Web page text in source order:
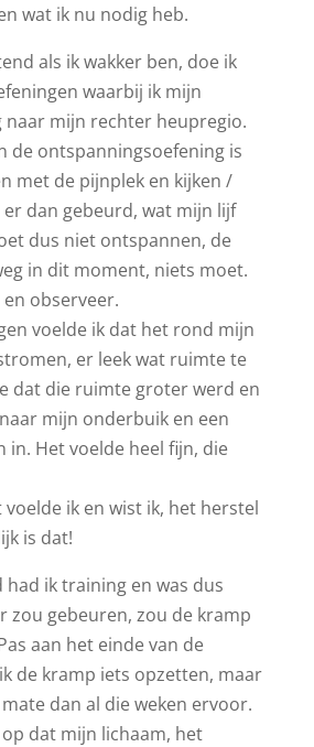
wat ik nu nodig heb.
als ik wakker ben, doe ik
waarbij ik mijn
naar mijn rechter heupregio.
de ontspanningsoefening is
met de pijnplek en kijken /
dan gebeurd, wat mijn lijf
dus niet ontspannen, de
in dit moment, niets moet.
observeer.
voelde ik dat het rond mijn
er leek wat ruimte te
dat die ruimte groter werd en
mijn onderbuik en een
in. Het voelde heel fijn, die
ik en wist ik, het herstel
is dat!
had ik training en was dus
zou gebeuren, zou de kramp
aan het einde van de
de kramp iets opzetten, maar
dan al die weken ervoor.
dat mijn lichaam, het